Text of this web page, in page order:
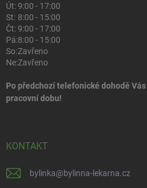
Út:9:00 - 17:00
St: 8:00 - 15:00
Čt:9:00 - 17:00
Pá:8:00 - 15:00
So:Zavřeno
Ne:Zavřeno
Po předchozí telefonické dohodě
pracovní dobu!
KONTAKT
bylinka@bylinna-lekarna.cz